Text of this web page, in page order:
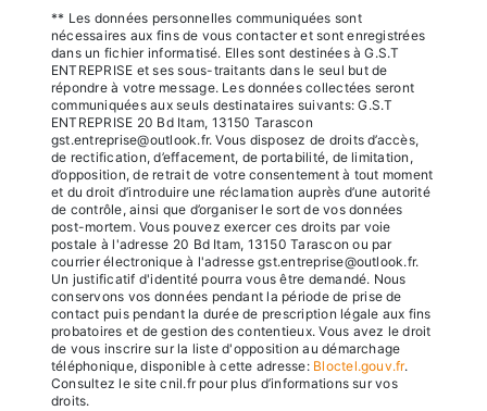
** Les données personnelles communiquées sont
nécessaires aux fins de vous contacter et sont enregistrées
dans un fichier informatisé. Elles sont destinées à G.S.T
ENTREPRISE et ses sous-traitants dans le seul but de
répondre à votre message. Les données collectées seront
communiquées aux seuls destinataires suivants: G.S.T
ENTREPRISE 20 Bd Itam, 13150 Tarascon
gst.entreprise@outlook.fr. Vous disposez de droits d’accès,
de rectification, d’effacement, de portabilité, de limitation,
d’opposition, de retrait de votre consentement à tout moment
et du droit d’introduire une réclamation auprès d’une autorité
de contrôle, ainsi que d’organiser le sort de vos données
post-mortem. Vous pouvez exercer ces droits par voie
postale à l'adresse 20 Bd Itam, 13150 Tarascon ou par
courrier électronique à l'adresse gst.entreprise@outlook.fr.
Un justificatif d'identité pourra vous être demandé. Nous
conservons vos données pendant la période de prise de
contact puis pendant la durée de prescription légale aux fins
probatoires et de gestion des contentieux. Vous avez le droit
de vous inscrire sur la liste d'opposition au démarchage
téléphonique, disponible à cette adresse: Bloctel.gouv.fr.
Consultez le site cnil.fr pour plus d’informations sur vos
droits.